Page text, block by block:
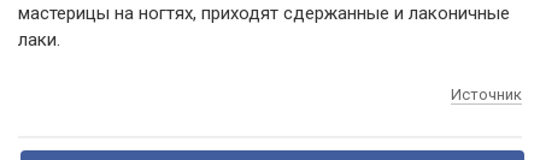
мастерицы на ногтях, приходят сдержанные и лаконичные
лаки.
Источник